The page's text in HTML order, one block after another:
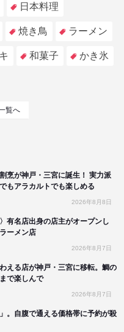
日本料理
焼き鳥 ラーメン
和菓子 かき氷
覧へ
烹が神戸・三宮に誕生！ 実力派
もアラカルトでも楽しめる
2026年8月8日
有名店出身の店主がオープンし
ーメン店
2026年8月7日
える店が神戸・三宮に移転。鯛の
で楽しんで
2026年8月7日
。自腹で通える価格帯に予約が殺